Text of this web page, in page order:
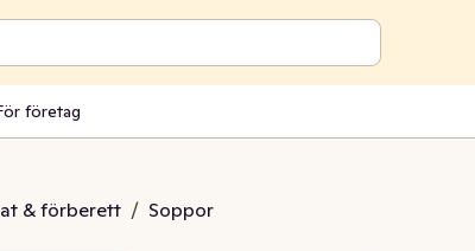
företag
& förberett / Soppor